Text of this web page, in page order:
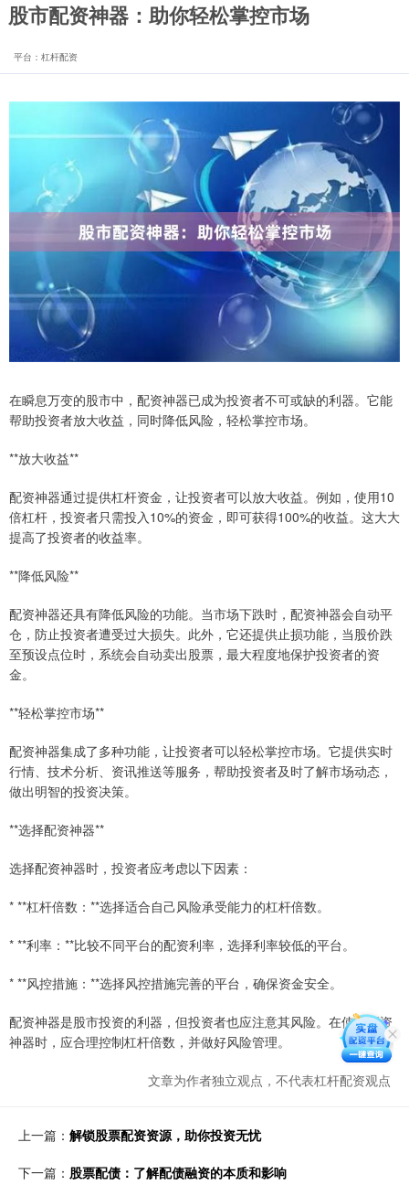
股市配资神器：助你轻松掌控市场
平台：杠杆配资
在瞬息万变的股市中，配资神器已成为投资者不可或缺的利器。它能
帮助投资者放大收益，同时降低风险，轻松掌控市场。
**放大收益**
配资神器通过提供杠杆资金，让投资者可以放大收益。例如，使用10
倍杠杆，投资者只需投入10%的资金，即可获得100%的收益。这大大
提高了投资者的收益率。
**降低风险**
配资神器还具有降低风险的功能。当市场下跌时，配资神器会自动平
仓，防止投资者遭受过大损失。此外，它还提供止损功能，当股价跌
至预设点位时，系统会自动卖出股票，最大程度地保护投资者的资
金。
**轻松掌控市场**
配资神器集成了多种功能，让投资者可以轻松掌控市场。它提供实时
行情、技术分析、资讯推送等服务，帮助投资者及时了解市场动态，
做出明智的投资决策。
**选择配资神器**
选择配资神器时，投资者应考虑以下因素：
* **杠杆倍数：**选择适合自己风险承受能力的杠杆倍数。
* **利率：**比较不同平台的配资利率，选择利率较低的平台。
* **风控措施：**选择风控措施完善的平台，确保资金安全。
配资神器是股市投资的利器，但投资者也应注意其风险。在使用配资
神器时，应合理控制杠杆倍数，并做好风险管理。
文章为作者独立观点，不代表杠杆配资观点
上一篇： 解锁股票配资资源，助你投资无忧
下一篇： 股票配债：了解配债融资的本质和影响